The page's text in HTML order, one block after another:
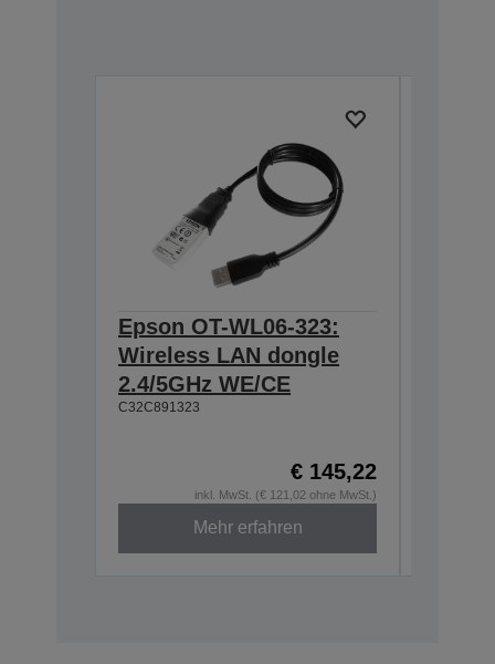
Epson OT-WL06-323:
Wireless LAN dongle
2.4/5GHz WE/CE
C32C891323
€ 145,22
inkl. MwSt. (€ 121,02 ohne MwSt.)
Mehr erfahren